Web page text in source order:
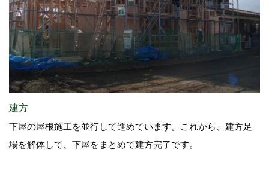
建方
下屋の屋根施工を並行して進めています。これから、建方足
場を解体して、下屋をまとめて建方完了です。